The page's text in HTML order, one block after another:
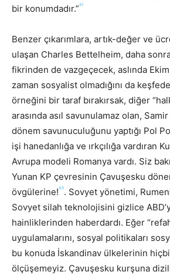
bir konumdadır.”xi
Benzer çıkarımlara, artık-değer ve
ulaşan Charles Bettelheim, daha
fikrinden de vazgeçecek, aslında
zaman sosyalist olmadığını da
örneğini bir taraf bırakırsak, diğer
arasında asıl savunulamaz olan,
dönem savunuculuğunu yaptığı Pol
işi hanedanlığa ve ırkçılığa vardıran
Avrupa modeli Romanya vardı. Siz
Yunan KP çevresinin Çavuşesku
övgülerine!xii. Sovyet yönetimi,
Sovyet silah teknolojisini gizlice
hainliklerinden haberdardı. Eğer
uygulamalarını, sosyal politikaları
bu konuda İskandinav ülkelerinin
ölçüşemeyiz. Çavuşesku kurşuna